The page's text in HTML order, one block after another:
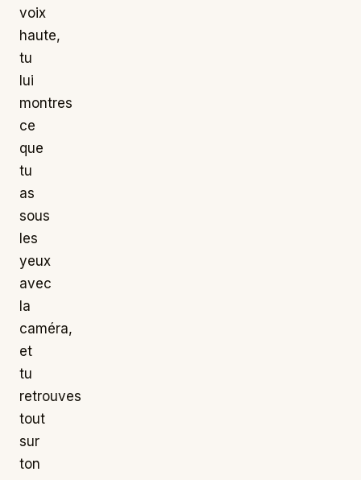
voix
haute,
tu
lui
montres
ce
que
tu
as
sous
les
yeux
avec
la
caméra,
et
tu
retrouves
tout
sur
ton